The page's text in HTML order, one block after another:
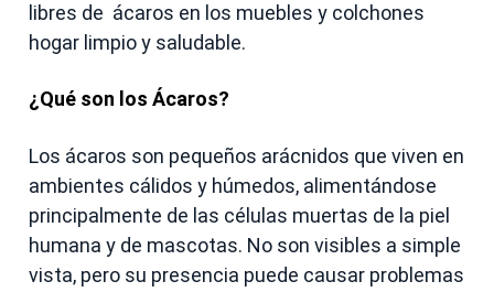
libres de ácaros en los muebles y colchones
hogar limpio y saludable.
¿Qué son los Ácaros?
Los ácaros son pequeños arácnidos que viven en
ambientes cálidos y húmedos, alimentándose
principalmente de las células muertas de la piel
humana y de mascotas. No son visibles a simple
vista, pero su presencia puede causar problemas